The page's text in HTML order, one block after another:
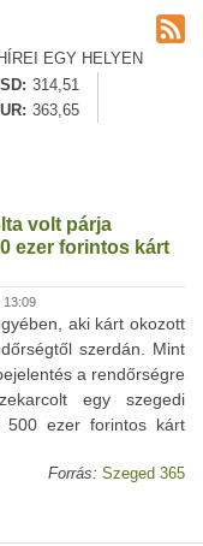
EGY HELYEN
314,51
363,65
volt párja
ezer forintos kárt
13:09
aki kárt okozott
szerdán. Mint
a rendőrségre
egy szegedi
500 ezer forintos kárt
Forrás: Szeged 365